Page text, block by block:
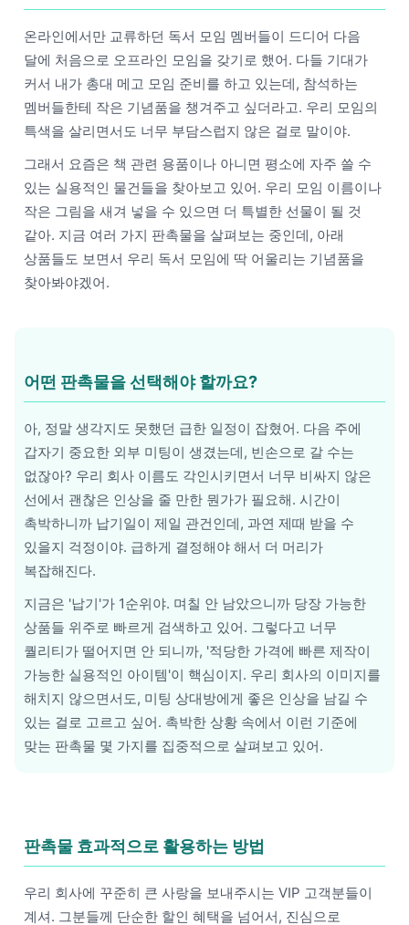
온라인에서만 교류하던 독서 모임 멤버들이 드디어 다음
달에 처음으로 오프라인 모임을 갖기로 했어. 다들 기대가
커서 내가 총대 메고 모임 준비를 하고 있는데, 참석하는
멤버들한테 작은 기념품을 챙겨주고 싶더라고. 우리 모임의
특색을 살리면서도 너무 부담스럽지 않은 걸로 말이야.
그래서 요즘은 책 관련 용품이나 아니면 평소에 자주 쓸 수
있는 실용적인 물건들을 찾아보고 있어. 우리 모임 이름이나
작은 그림을 새겨 넣을 수 있으면 더 특별한 선물이 될 것
같아. 지금 여러 가지 판촉물을 살펴보는 중인데, 아래
상품들도 보면서 우리 독서 모임에 딱 어울리는 기념품을
찾아봐야겠어.
어떤 판촉물을 선택해야 할까요?
아, 정말 생각지도 못했던 급한 일정이 잡혔어. 다음 주에
갑자기 중요한 외부 미팅이 생겼는데, 빈손으로 갈 수는
없잖아? 우리 회사 이름도 각인시키면서 너무 비싸지 않은
선에서 괜찮은 인상을 줄 만한 뭔가가 필요해. 시간이
촉박하니까 납기일이 제일 관건인데, 과연 제때 받을 수
있을지 걱정이야. 급하게 결정해야 해서 더 머리가
복잡해진다.
지금은 '납기'가 1순위야. 며칠 안 남았으니까 당장 가능한
상품들 위주로 빠르게 검색하고 있어. 그렇다고 너무
퀄리티가 떨어지면 안 되니까, '적당한 가격에 빠른 제작이
가능한 실용적인 아이템'이 핵심이지. 우리 회사의 이미지를
해치지 않으면서도, 미팅 상대방에게 좋은 인상을 남길 수
있는 걸로 고르고 싶어. 촉박한 상황 속에서 이런 기준에
맞는 판촉물 몇 가지를 집중적으로 살펴보고 있어.
판촉물 효과적으로 활용하는 방법
우리 회사에 꾸준히 큰 사랑을 보내주시는 VIP 고객분들이
계셔. 그분들께 단순한 할인 혜택을 넘어서, 진심으로